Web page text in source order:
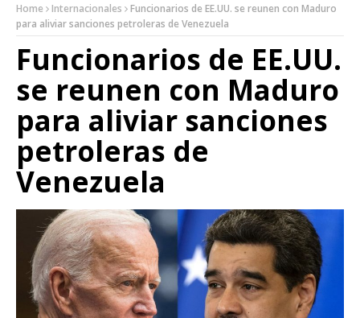
Home Internacionales
Funcionarios de EE.UU. se reunen con Maduro
para aliviar sanciones petroleras de Venezuela
Funcionarios de EE.UU.
se reunen con Maduro
para aliviar sanciones
petroleras de
Venezuela